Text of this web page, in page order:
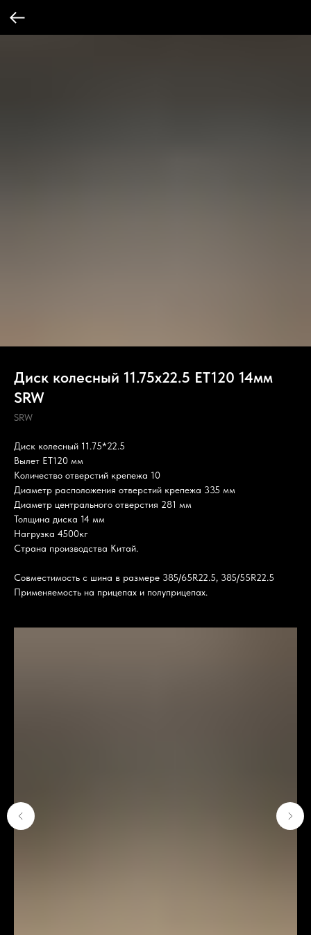
Диск колесный 11.75х22.5 ET120 14мм
SRW
SRW
Диск колесный 11.75*22.5
Вылет ET120 мм
Количество отверстий крепежа 10
Диаметр расположения отверстий крепежа 335 мм
Диаметр центрального отверстия 281 мм
Толщина диска 14 мм
Нагрузка 4500кг
Страна производства Китай.
Совместимость с шина в размере 385/65R22.5​​​​​, 385/55R22.5
Применяемость на прицепах и полуприцепах.